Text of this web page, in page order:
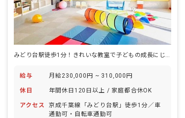
給与 月給230,000円 ~ 310,000円
休日 年間休日120日以上 / 家庭都合休OK
アクセス
京成千葉線「みどり台駅」徒歩1分／車
通勤可・自転車通勤可